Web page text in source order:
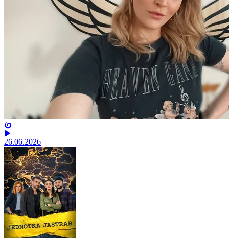
26.06.2026